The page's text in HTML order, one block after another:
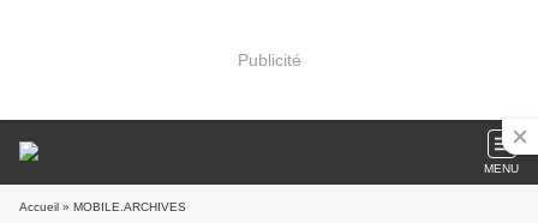
Publicité
MENU
Accueil » MOBILE.ARCHIVES